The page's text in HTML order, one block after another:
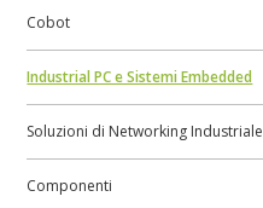
Cobot
Industrial PC e Sistemi Embedded
Soluzioni di Networking Industriale
Componenti